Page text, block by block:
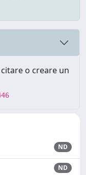
o creare un
ND
ND